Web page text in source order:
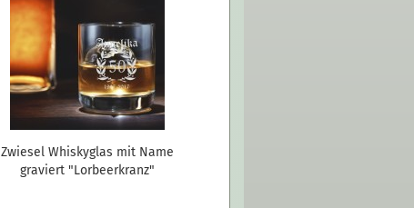
Zwiesel Whiskyglas mit Name
graviert "Lorbeerkranz"